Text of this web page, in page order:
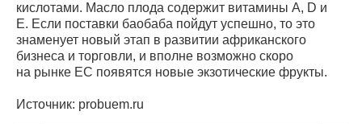
кислотами. Масло плода содержит витамины A, D и
E. Если поставки баобаба пойдут успешно, то это
знаменует новый этап в развитии африканского
бизнеса и торговли, и вполне возможно скоро
на рынке ЕС появятся новые экзотические фрукты.
Источник: probuem.ru